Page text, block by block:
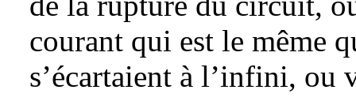
courant qui est le même
s’écartaient à l’infini, ou